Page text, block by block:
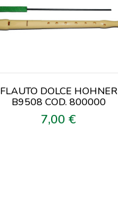
FLAUTO DOLCE HOHNER
B9508 COD. 800000
Prezzo
7,00 €